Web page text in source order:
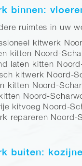
binnen:
ruimtes in uw
kitwerk
kitten Noord-
laten kitten
kitwerk Noord-
kitten Noord-
kitten Noord-
kitvoeg Noord-
repareren Noord-
buiten: